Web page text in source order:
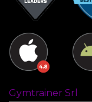
Gymtrainer Srl